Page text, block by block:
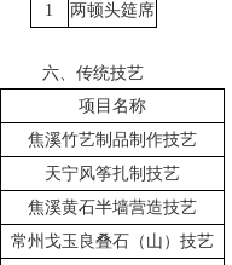
1
两顿头筵席
六、传统技艺
项目名称
焦溪竹艺制品制作技艺
天宁风筝扎制技艺
焦溪黄石半墙营造技艺
常州戈玉良叠石（山）技艺